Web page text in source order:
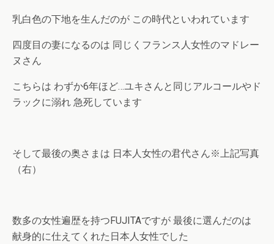
乳白色の下地を生んだのが この時代といわれています
四度目の妻になるのは 同じくフランス人女性のマドレー
ヌさん
こちらは わずか6年ほど…ユキさんと同じアルコールやド
ラックに溺れ 急死しています
そして最後の奥さまは 日本人女性の君代さん※上記写真
（右）
数多の女性遍歴を持つFUJITAですが 最後に選んだのは
献身的に仕えてくれた日本人女性でした